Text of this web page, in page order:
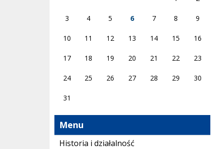
3 4 5 6 7 8 9
10 11 12 13 14 15 16
17 18 19 20 21 22 23
24 25 26 27 28 29 30
31
Menu
Historia i działalność